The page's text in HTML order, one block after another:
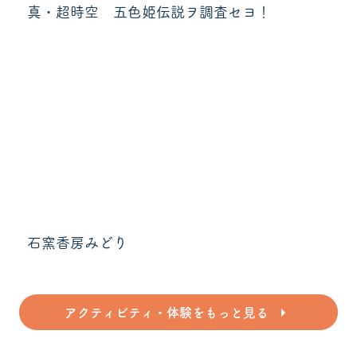
真・超時空 五色姫伝説ヲ調査セヨ！
石窯香房みどり
アクティビティ・体験をもっと見る